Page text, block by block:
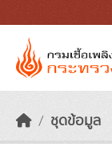
ชุดข้อมูล